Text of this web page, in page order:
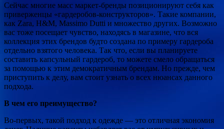
Сейчас многие масс маркет-бренды позиционируют себя как
приверженцы «гардеробов-конструкторов». Такие компании,
как Zara, H&M, Massimo Dutti и множество других. Возможно
вас тоже посещает чувство, находясь в магазине, что вся
коллекция этих брендов будто создана по примеру гардероба
отдельно взятого человека. Так что, если вы планируете
составить капсульный гардероб, то можете смело обращаться
за помощью к этим демократичным брендам. Но прежде, чем
приступить к делу, вам стоит узнать о всех нюансах данного
подхода.
В чем его преимущество?
Во-первых, такой подход к одежде — это отличная экономия